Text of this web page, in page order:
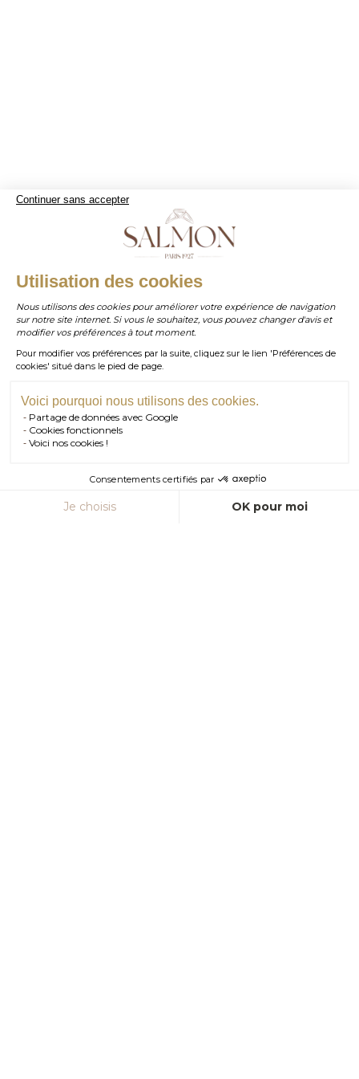
Continuer sans accepter
Utilisation des cookies
Nous utilisons des cookies pour améliorer votre expérience de navigation
sur notre site internet. Si vous le souhaitez, vous pouvez changer d'avis et
modifier vos préférences à tout moment.
Pour modifier vos préférences par la suite, cliquez sur le lien 'Préférences de
cookies' situé dans le pied de page.
Voici pourquoi nous utilisons des cookies.
Partage de données avec Google
Cookies fonctionnels
Voici nos cookies !
Consentements certifiés par
Je choisis OK pour moi
WHATSAPP
E-MAIL contact@salmonparis.com
TÉL PARIS
RDV SHOWROOM
RDV TÉLÉPHONIQUE